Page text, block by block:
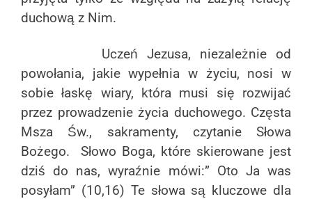
duchową z Nim.
Uczeń Jezusa, niezależnie od
powołania, jakie wypełnia w życiu, nosi w
sobie łaskę wiary, która musi się rozwijać
przez prowadzenie życia duchowego. Częsta
Msza Św., sakramenty, czytanie Słowa
Bożego. Słowo Boga, które skierowane jest
dziś do nas, wyraźnie mówi:” Oto Ja was
posyłam” (10,16) Te słowa są kluczowe dla